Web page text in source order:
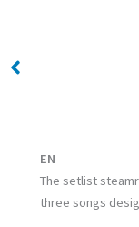
EN
The setlist
three songs